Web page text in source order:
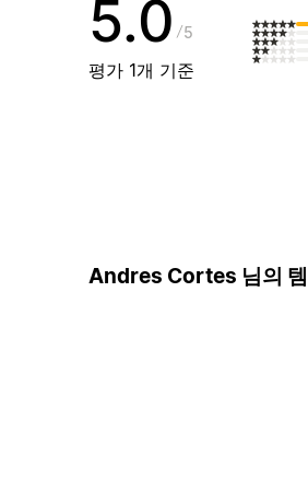
5.0 5
평가 1개 기준
Andres Cortes 님의 템